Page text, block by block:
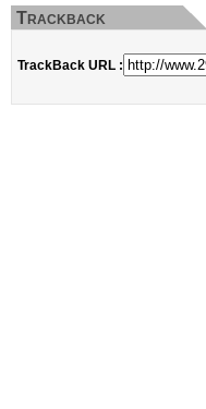
Trackback
TrackBack URL :